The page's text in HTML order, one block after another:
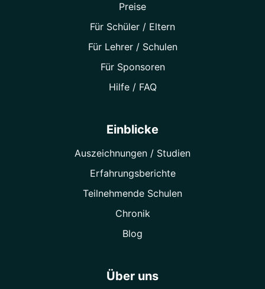
Preise
Für Schüler / Eltern
Für Lehrer / Schulen
Für Sponsoren
Hilfe / FAQ
Einblicke
Auszeichnungen / Studien
Erfahrungsberichte
Teilnehmende Schulen
Chronik
Blog
Über uns